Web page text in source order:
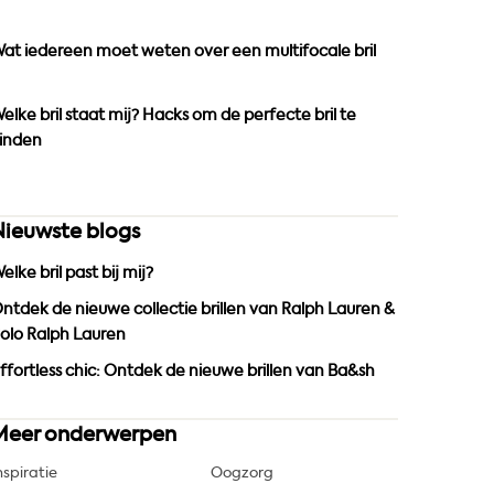
m
iedereen moet weten over een multifocale bril
bril staat mij? Hacks om de perfecte bril te
blogs
bril past bij mij?
de nieuwe collectie brillen van Ralph Lauren &
Ralph Lauren
chic: Ontdek de nieuwe brillen van Ba&sh
onderwerpen
Oogzorg